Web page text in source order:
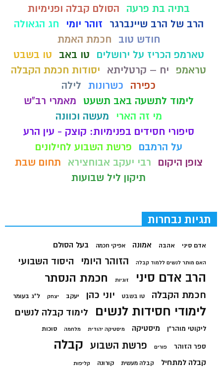
בתיה בת פרעה
הסולם קבלה ופנימיות
הרב של הרב שיינברגר
זוהר יומי
חג הגאולה
חודש טוב
חכמת האמת
טארמפ הכריז על ירושלים
טו באב
טו בשבט
טראמפ
יח – קרטליתא
יסודות חכמת הקבלה
כפירה
כשרונות לילה
לימוד לתשעה באב תשעט
מאמרי רב"ש
מי זה הארי
מעשה וכוונה
סיפורי חסידים בפנימיות: קוצק - עין הרע
על הרמבם
פרשת השבוע לחילונים
צופן היקום
רבי יעקב אבוחצירא
תחום שבת
תיקון ליל שבועות
תגיות נבחרות
אדם סיני אהבה אמונה אפיקי חכמה בעל הסולם
האם מותר לנשים ללמוד קבלה הזוהר היומי היסוד השבועי
הרב אדם סיני זוגיות חכמת הנסתר
חכמת הקבלה טו בשבט יוני כהן יעקב יצחק ל"ג בעומר
לימודי חסידות לנשים לימוד קבלה לנשים
ליקוטי מוהר"ן מיסטיקה מיסטיקה יהודית מלחמה סוכות
ספר הזוהר פורים פרשת השבוע קבלה
קבלה למתחיל קבלה מעשית קורונה קליפות